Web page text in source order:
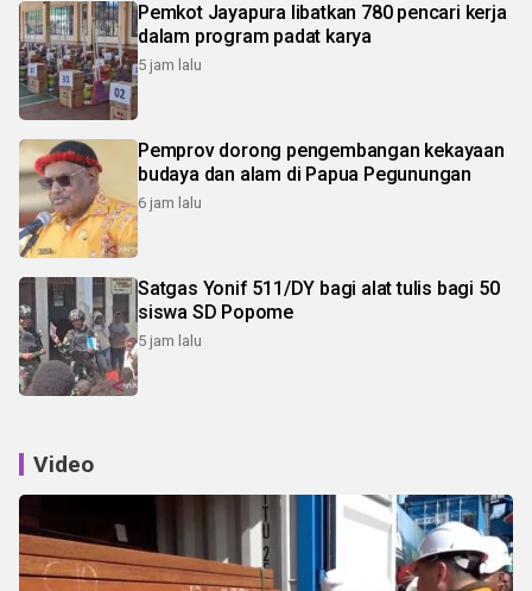
Pemkot Jayapura libatkan 780 pencari kerja
dalam program padat karya
5 jam lalu
Pemprov dorong pengembangan kekayaan
budaya dan alam di Papua Pegunungan
6 jam lalu
Satgas Yonif 511/DY bagi alat tulis bagi 50
siswa SD Popome
5 jam lalu
Video